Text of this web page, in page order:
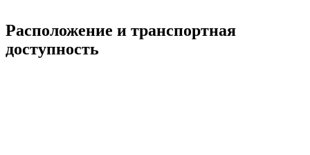
Расположение и транспортная
доступность